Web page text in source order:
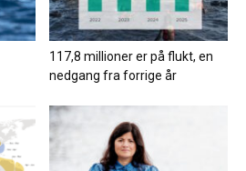
117,8 millioner er på flukt, en
nedgang fra forrige år